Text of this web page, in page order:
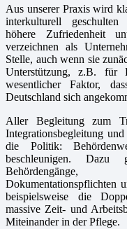
Aus unserer Praxis wird
interkulturell geschulten
höhere Zufriedenheit
verzeichnen als
Stelle, auch wenn sie
Unterstützung, z.B. für
wesentlicher Faktor,
Deutschland sich
Aller Begleitung zum
Integrationsbegleitung
die Politik:
beschleunigen. Dazu
Behördengänge,
Dokumentationspflichten
beispielsweise die
massive Zeit- und
Miteinander in der Pflege.